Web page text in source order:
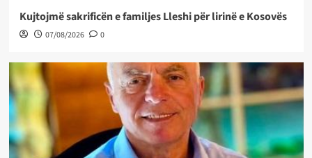
Kujtojmë sakrificën e familjes Lleshi për lirinë e Kosovës
07/08/2026 0